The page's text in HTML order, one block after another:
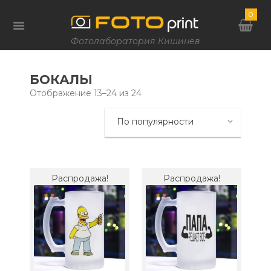
Фотолаборатория Кишинев
0
БОКАЛЫ
Отображение 13–24 из 24Сортировка:
Распродажа! Распродажа!